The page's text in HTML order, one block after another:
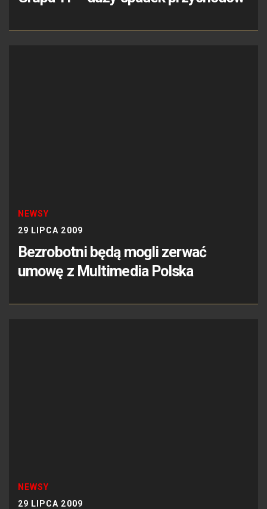
NEWSY
29 LIPCA 2009
Bezrobotni będą mogli zerwać
umowę z Multimedia Polska
NEWSY
29 LIPCA 2009